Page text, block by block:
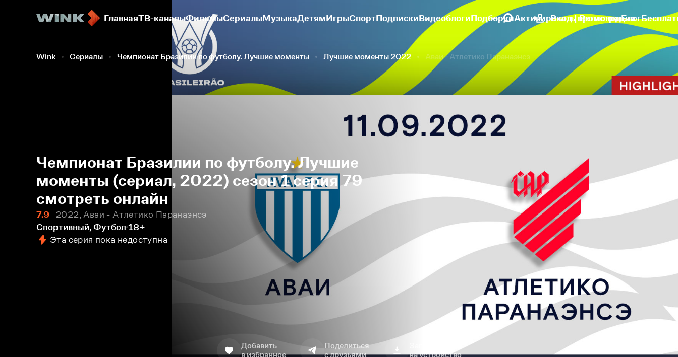
ГлавнаяТВ-каналыФильмыСериалыМузыкаДетямИгрыСпортПодпискиВидеоблогиПодборкиАктивировать промокодБлог
Вход | Регистрация
Wink Сериалы Чемпионат Бразилии по футболу. Лучшие моменты Лучшие моменты 2022 Аваи - Атлетико Паранаэнсэ
Чемпионат Бразилии по футболу. Лучшие
моменты (сериал, 2022) сезон 1 серия 79
смотреть онлайн
7.9
2022, Аваи - Атлетико Паранаэнсэ
Спортивный, Футбол 18+
Эта серия пока недоступна
Добавить
в избранное
Поделиться
с друзьями
на устройство